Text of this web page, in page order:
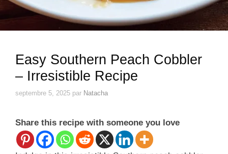
Easy Southern Peach Cobbler
– Irresistible Recipe
septembre 5, 2025 par Natacha
Share this recipe with someone you love